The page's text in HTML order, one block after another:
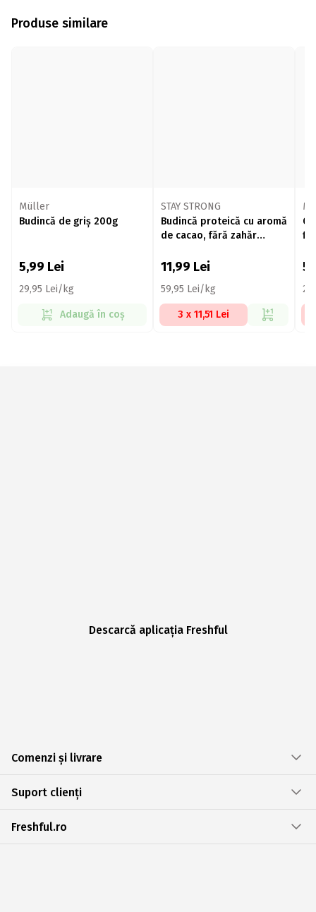
Produse similare
Müller
Budincă de griș 200g
5,99 Lei
29,95 Lei/kg
Adaugă în coș
STAY STRONG
Budincă proteică cu aromă
de cacao, fără zahăr
11,99 Lei
59,95 Lei/kg
3 x 11,51 Lei
Descarcă aplicația Freshful
Comenzi și livrare
Suport clienți
Freshful.ro